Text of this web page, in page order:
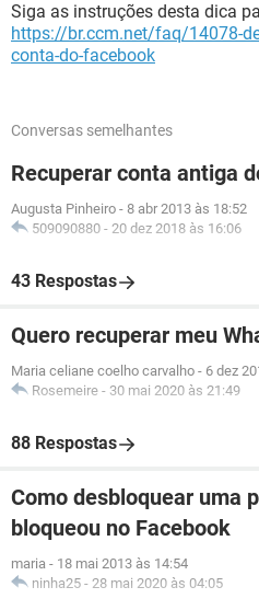
Siga as instruções desta dica
https://br.ccm.net/faq/14078-
conta-do-facebook
Conversas semelhantes
Recuperar conta antiga
Augusta Pinheiro - 8 abr 2013 às 18:52
509090880 - 20 dez 2018 às 16:06
43 Respostas
Quero recuperar meu
Maria celiane coelho carvalho - 6 dez
Rosemeire - 30 mai 2020 às 21:49
88 Respostas
Como desbloquear uma
bloqueou no Facebook
maria - 18 mai 2013 às 14:54
ninha25 - 28 mai 2020 às 04:05